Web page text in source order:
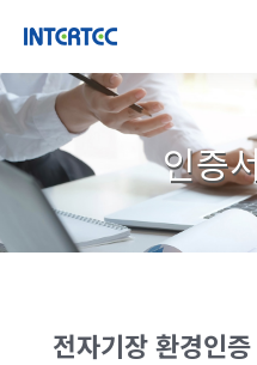
인증
전자기장 환경인증